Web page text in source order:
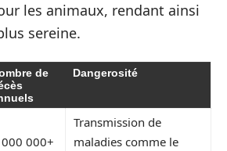
les animaux, rendant ainsi
sereine.
de
Dangerosité
000+
Transmission de
maladies comme le